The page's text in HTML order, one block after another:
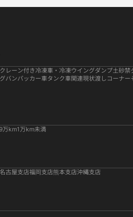
クレーン付き冷凍車・冷凍ウイングダンプ土砂禁
バンパッカー車タンク車関連現状渡しコーナー
万km1万km未満
名古屋支店福岡支店熊本支店沖縄支店